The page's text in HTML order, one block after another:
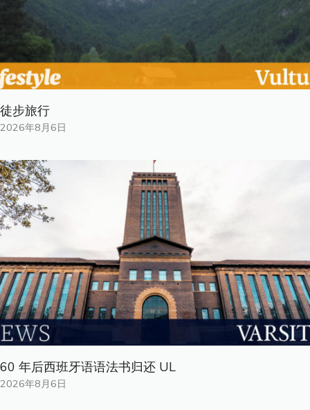
徒步旅行
2026年8月6日
60 年后西班牙语语法书归还 UL
2026年8月6日